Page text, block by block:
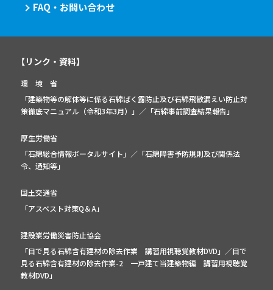
FAQ・お問い合わせ
【リンク・資料】
環 境 省
「建築物等の解体等に係る石綿ばく露防止及び石綿飛散漏えい防止対
策徹底マニュアル（令和3年3月）」 ／「石綿事前調査結果報告」
厚生労働省
「石綿総合情報ポータルサイト」 ／「石綿障害予防規則及び関係法
令、通知等」
国土交通省
「アスベスト対策Q＆A」
建設業労働災害防止協会
「目で見る石綿含有建材の除去作業 講習用視聴覚教材DVD」／目で
見る石綿含有建材の除去作業-2 一戸建て当建築物編 講習用視聴覚
教材DVD」